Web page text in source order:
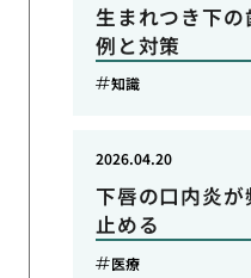
生まれつき下
例と対策
知識
下唇の口内炎
止める
2026.04.20
医療